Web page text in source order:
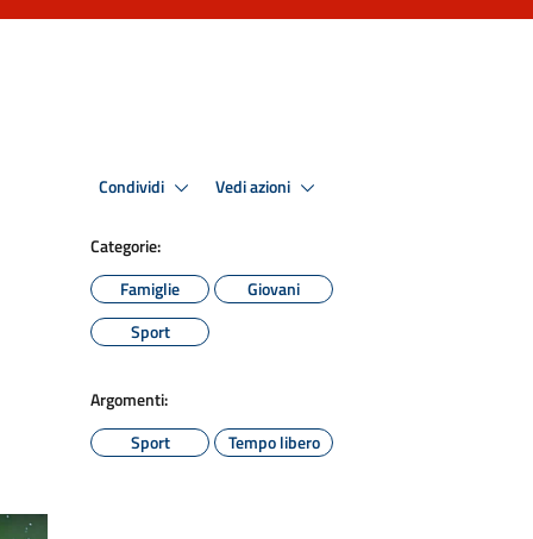
Condividi Vedi azioni
Categorie:
Famiglie
Giovani
Sport
Argomenti:
Sport
Tempo libero